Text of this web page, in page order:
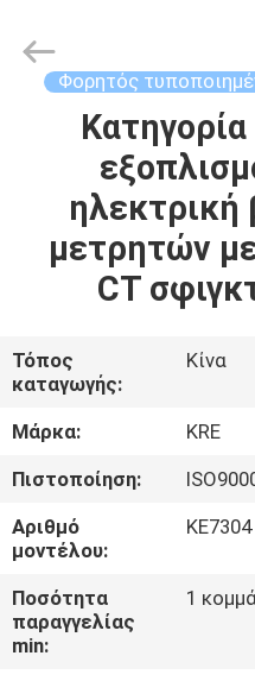
ΠΡΟΪΌΝΤΑ
ΠΕΡΊΠΟΥ
ΓΎΡΟΣ
ΕΡΓΟΣΤΑΣΊΩΝ
ΠΟΙΟΤΙΚΌΣ
ΈΛΕΓΧΟΣ
ΜΑΣ
Enterprises
Φορητός
ηλεκτρική
μετρητών
CT
Τόπος
καταγωγής:
Κίνα
Μάρκα:
KRE
Πιστοποίηση:
Αριθμό
μοντέλου:
KE7304
Ποσότητα
παραγγελίας
min:
1